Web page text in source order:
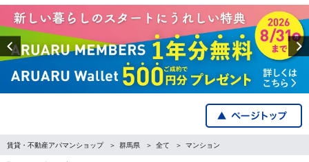
Previous
賃貸・不動産アパマンショップ 群馬県 全て マンション